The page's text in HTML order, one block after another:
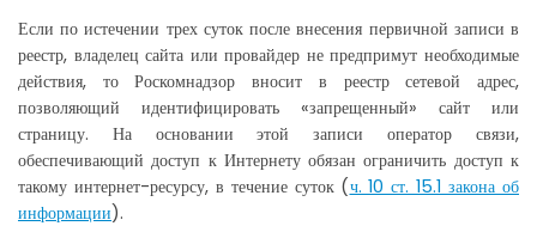
Если по истечении трех суток после внесения первичной записи в
реестр, владелец сайта или провайдер не предпримут необходимые
действия, то Роскомнадзор вносит в реестр сетевой адрес,
позволяющий идентифицировать «запрещенный» сайт или
страницу. На основании этой записи оператор связи,
обеспечивающий доступ к Интернету обязан ограничить доступ к
такому интернет-ресурсу, в течение суток (ч. 10 ст. 15.1 закона об
информации).